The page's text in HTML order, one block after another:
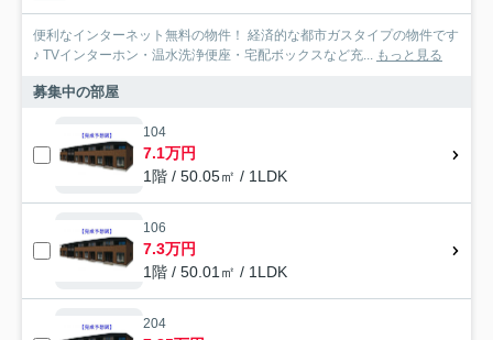
便利なインターネット無料の物件！ 経済的な都市ガスタイプの物件です
♪ TVインターホン・温水洗浄便座・宅配ボックスなど充... もっと見る
募集中の部屋
104
7.1万円
1階 / 50.05㎡ / 1LDK
106
7.3万円
1階 / 50.01㎡ / 1LDK
204